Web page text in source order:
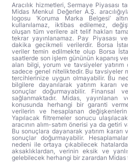
Aracılık hizmetleri, Sermaye Piyasası
Midas Menkul Değerler A.Ş.
logosu ‘Koruma Marka Belgesi’
kullanılamaz, iktibas edilemez,
oluşan tüm verilere ait telif hakları
tekrar yayınlanamaz. Pay Piyasası
dakika gecikmeli verilerdir. Borsa
veriler temin edilmekte olup Borsa
saatlerde son işlem gününün kapanış
alan bilgi, yorum ve tavsiyeler yatırım
sadece genel niteliktedir. Bu tavsiyeler
tercihlerinize uygun olmayabilir. Bu
bilgilere dayanılarak yatırım kararı
sonuçlar doğurmayabilir. Finansal
sağlanmaktadır. Midas, yayınlanan
konusunda herhangi bir garanti
verilerin ve hesaplanan
Yapılacak filtremeler sonucu
aracının alım-satım önerisi ya da getiri
Bu sonuçlara dayanarak yatırım
sonuçlar doğurmayabilir.
nedeni ile ortaya çıkabilecek
aksaklıklardan, verinin eksik ve
gelebilecek herhangi bir zarardan Midas